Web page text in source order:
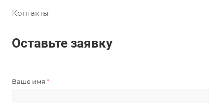
Контакты
Оставьте заявку
Ваше имя *